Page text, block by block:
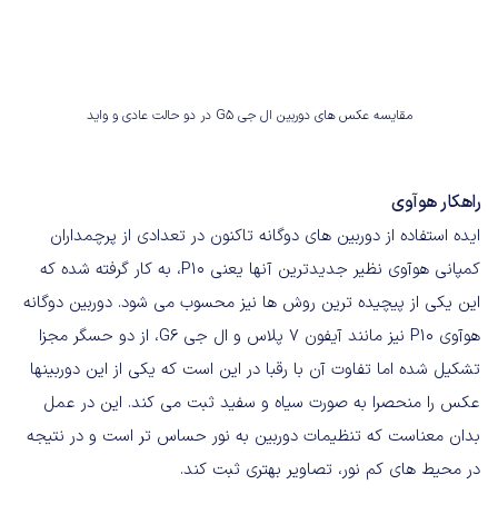
مقایسه عکس های دوربین ال جی G5 در دو حالت عادی و واید
راهکار هوآوی
ایده استفاده از دوربین های دوگانه تاکنون در تعدادی از پرچمداران
کمپانی هوآوی نظیر جدیدترین آنها یعنی P10، به کار گرفته شده که
این یکی از پیچیده ترین روش ها نیز محسوب می شود. دوربین دوگانه
هوآوی P10 نیز مانند آیفون 7 پلاس و ال جی G6، از دو حسگر مجزا
تشکیل شده اما تفاوت آن با رقبا در این است که یکی از این دوربینها
عکس را منحصرا به صورت سیاه و سفید ثبت می کند. این در عمل
بدان معناست که تنظیمات دوربین به نور حساس تر است و در نتیجه
در محیط های کم نور، تصاویر بهتری ثبت کند.